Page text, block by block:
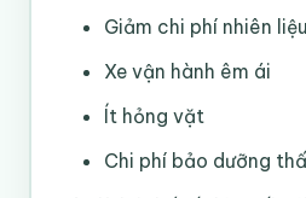
Giảm chi phí nhiên liệu
Xe vận hành êm ái
Ít hỏng vặt
Chi phí bảo dưỡng